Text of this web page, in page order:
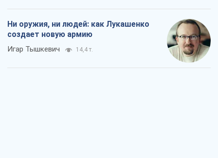
Ни оружия, ни людей: как Лукашенко
создает новую армию
Игар Тышкевич 14,4 т.